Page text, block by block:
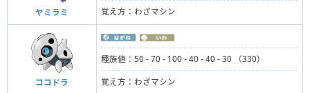
ヤミラミ 覚え方：わざマシン
ココドラ
種族値：50 - 70 - 100 - 40 - 40 - 30 （330）
覚え方：わざマシン